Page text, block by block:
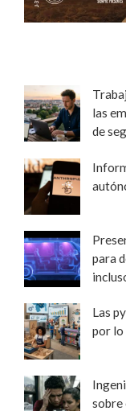
las
de
para
Las
por lo
sobre